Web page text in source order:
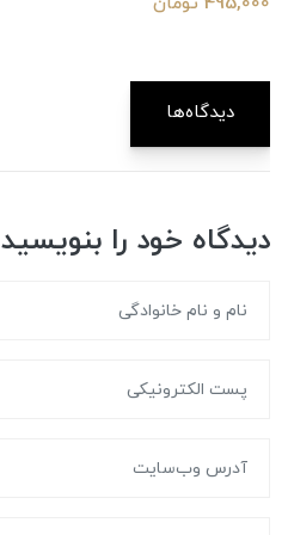
دیدگاه‌ها
دیدگاه خود را بنویسید